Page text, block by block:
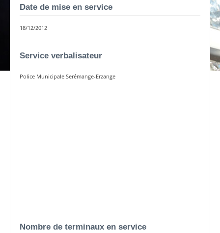
Date de mise en service
18/12/2012
Service verbalisateur
Police Municipale Serémange-Erzange
Nombre de terminaux en service